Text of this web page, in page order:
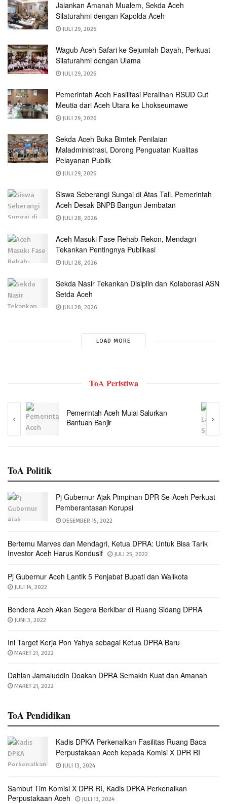
Jalankan Amanah Mualem, Sekda Aceh
Silaturahmi dengan Kapolda Aceh
JULI 29, 2026
Wagub Aceh Safari ke Sejumlah Dayah, Perkuat
Silaturahmi dengan Ulama
JULI 29, 2026
Pemerintah Aceh Fasilitasi Peralihan RSUD Cut
Meutia dari Aceh Utara ke Lhokseumawe
JULI 29, 2026
Sekda Aceh Buka Bimtek Penilaian
Maladministrasi, Dorong Penguatan Kualitas
Pelayanan Publik
JULI 29, 2026
Siswa Seberangi Sungai di Atas Tali, Pemerintah
Aceh Desak BNPB Bangun Jembatan
JULI 28, 2026
Aceh Masuki Fase Rehab-Rekon, Mendagri
Tekankan Pentingnya Publikasi
JULI 28, 2026
Sekda Nasir Tekankan Disiplin dan Kolaborasi ASN
Setda Aceh
JULI 28, 2026
LOAD MORE
ToA Peristiwa
Pemerintah Aceh Mulai Salurkan
Bantuan Banjir
ToA Politik
Pj Gubernur Ajak Pimpinan DPR Se-Aceh Perkuat
Pemberantasan Korupsi
DESEMBER 15, 2022
Bertemu Marves dan Mendagri, Ketua DPRA: Untuk Bisa Tarik
Investor Aceh Harus Kondusif
JULI 25, 2022
Pj Gubernur Aceh Lantik 5 Penjabat Bupati dan Walikota
JULI 14, 2022
Bendera Aceh Akan Segera Berkibar di Ruang Sidang DPRA
JUNI 3, 2022
Ini Target Kerja Pon Yahya sebagai Ketua DPRA Baru
MARET 21, 2022
Dahlan Jamaluddin Doakan DPRA Semakin Kuat dan Amanah
MARET 21, 2022
ToA Pendidikan
Kadis DPKA Perkenalkan Fasilitas Ruang Baca
Perpustakaan Aceh kepada Komisi X DPR RI
JULI 13, 2024
Sambut Tim Komisi X DPR RI, Kadis DPKA Perkenalkan
Perpustakaan Aceh
JULI 13, 2024